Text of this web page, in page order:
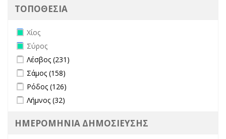
ΤΟΠΟΘΕΣΙΑ
Remove Χίος filter
Χίος
Remove Σύρος filter
Σύρος
Apply Λέσβος filter
Λέσβος (231)
Apply Σάμος filter
Σάμος (158)
Apply Ρόδος filter
Ρόδος (126)
Apply Λήμνος filter
Λήμνος (32)
ΗΜΕΡΟΜΗΝΙΑ ΔΗΜΟΣΙΕΥΣΗΣ